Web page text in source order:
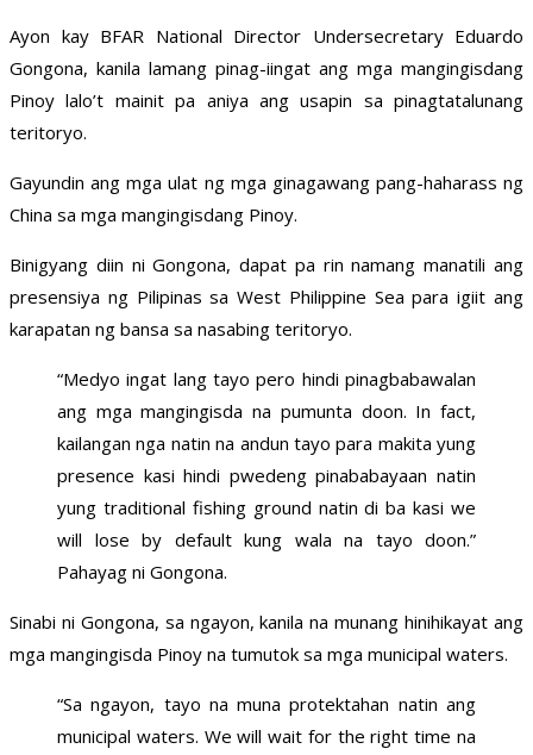
Ayon kay BFAR National Director Undersecretary Eduardo
Gongona, kanila lamang pinag-iingat ang mga mangingisdang
Pinoy lalo’t mainit pa aniya ang usapin sa pinagtatalunang
teritoryo.
Gayundin ang mga ulat ng mga ginagawang pang-haharass ng
China sa mga mangingisdang Pinoy.
Binigyang diin ni Gongona, dapat pa rin namang manatili ang
presensiya ng Pilipinas sa West Philippine Sea para igiit ang
karapatan ng bansa sa nasabing teritoryo.
“Medyo ingat lang tayo pero hindi pinagbabawalan
ang mga mangingisda na pumunta doon. In fact,
kailangan nga natin na andun tayo para makita yung
presence kasi hindi pwedeng pinababayaan natin
yung traditional fishing ground natin di ba kasi we
will lose by default kung wala na tayo doon.”
Pahayag ni Gongona.
Sinabi ni Gongona, sa ngayon, kanila na munang hinihikayat ang
mga mangingisda Pinoy na tumutok sa mga municipal waters.
“Sa ngayon, tayo na muna protektahan natin ang
municipal waters. We will wait for the right time na